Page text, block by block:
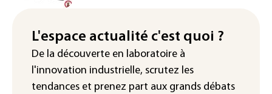
streamers jugés pour des violences et
IA : Mythos 5 d'Anthropic crée de
fausses identités lors d'un test au
Royaume-Uni
L'espace actualité c'est quoi ?
De la découverte en laboratoire à
l'innovation industrielle, scrutez les
tendances et prenez part aux grands débats